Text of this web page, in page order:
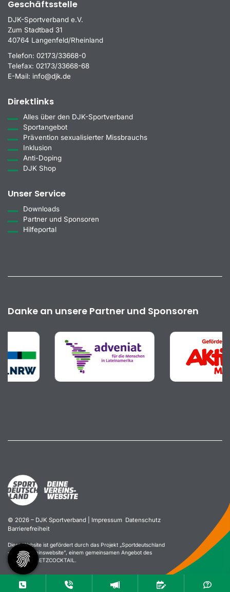
Geschäftsstelle
DJK-Sportverband e.V.
Zum Stadtbad 31
40764 Langenfeld/Rheinland
Telefon: 02173/33668-0
Telefax: 02173/33668-68
E-Mail: info@djk.de
Direktlinks
Alles über den DJK-Sportverband
Sportangebot
Prävention sexualisierter Missbrauchs
Inklusion
Anti-Doping
DJK Shop
Unser Service
Downloads
Partner und Sponsoren
Hilfeportal
Danke an unsere Partner und Sponsoren
© 2026 – DJK Sportverband | Impressum Datenschutz
Barrierefreiheit
Diese Website ist gefördert durch das Projekt „Sportdeutschland
– Deine Vereinswebsite”, einem gemeinsamen Angebot des
DOSB und NETZCOCKTAIL.